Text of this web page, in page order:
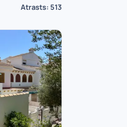
Atrasts: 513